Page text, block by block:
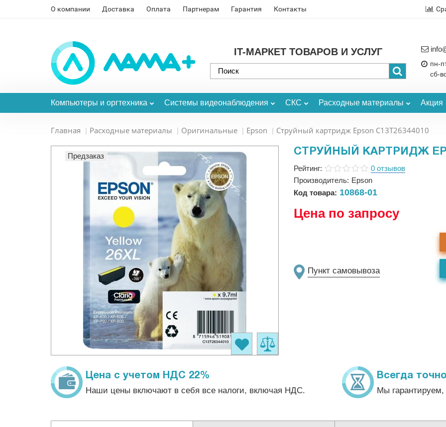
О компании Доставка Оплата Партнерам Гарантия Контакты
IT-МАРКЕТ ТОВАРОВ И УСЛУГ
пн-
сб-
Компьютеры и оргтехника Системы видеонаблюдения СКС Расходные материалы Акция
Главная Расходные материалы Оригинальные Epson Струйный картридж Epson C13T26344010
Предзаказ СТРУЙНЫЙ КАРТРИДЖ
Рейтинг:
0 отзывов
Производитель: Epson
Код товара: 10868-01
Цена по запросу
Пункт самовывоза
Цена с учетом НДС 22%
Наши цены включают в себя все налоги, включая НДС.
Всегда
Мы гарантируем,